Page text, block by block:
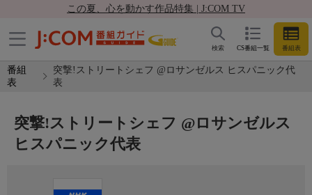
この夏、心を動かす作品特集 | J:COM TV
CS番組一覧 番組表
検索
番組
表
突撃!ストリートシェフ @ロサンゼルス ヒスパニック代
表
突撃!ストリートシェフ @ロサンゼルス
ヒスパニック代表